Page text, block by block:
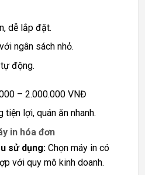
dễ lắp đặt.
ngân sách nhỏ.
động.
– 2.000.000 VNĐ
tiện lợi, quán ăn nhanh.
in hóa đơn
sử dụng:Chọn máy in có
với quy mô kinh doanh.